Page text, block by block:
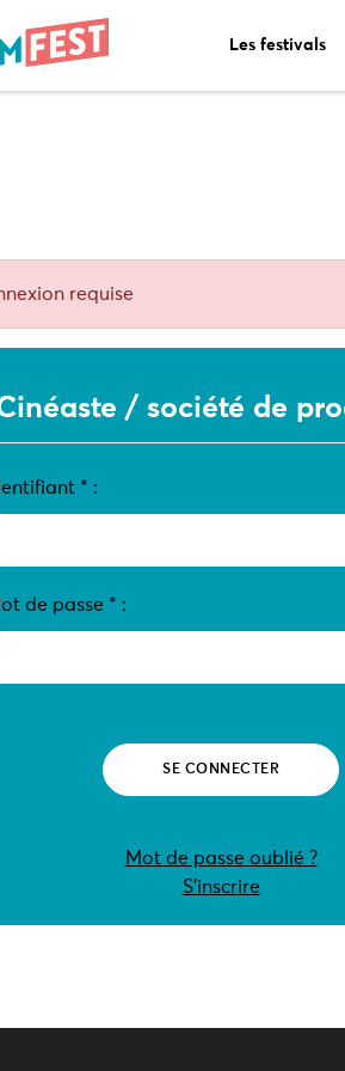
Les festivals
requise
/ société de
* :
de passe * :
Mot de passe oublié ?
S’inscrire